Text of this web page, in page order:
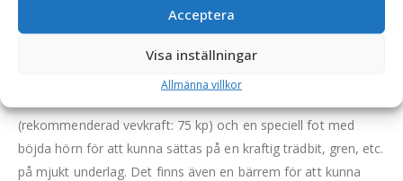
Acceptera
Visa inställningar
Allmänna villkor
Trädfällriktaren är ett oumbärligt verktyg för säker fällning av
träd längs vägar, kraftledningar och intill hus samt vid riktad
(rekommenderad vevkraft: 75 kp) och en speciell fot med
böjda hörn för att kunna sättas på en kraftig trädbit, gren, etc.
på mjukt underlag. Det finns även en bärrem för att kunna